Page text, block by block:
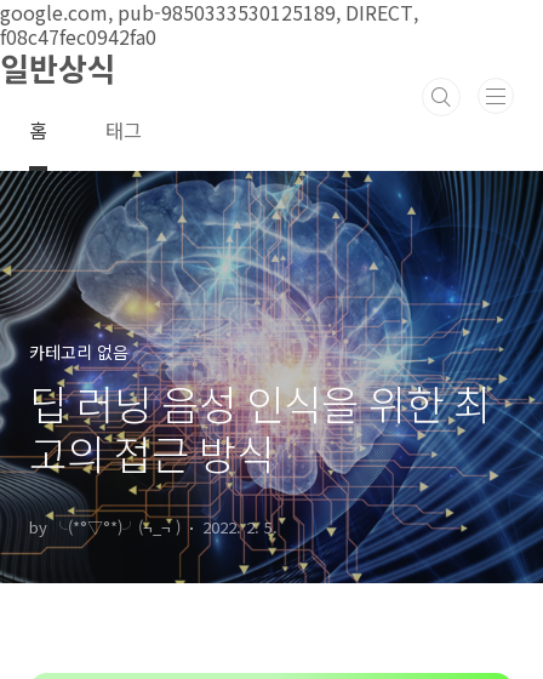
google.com, pub-9850333530125189, DIRECT,
f08c47fec0942fa0
본문 바로가기
일반상식
홈 태그
카테고리 없음
딥 러닝 음성 인식을 위한 최
고의 접근 방식
by ╰(*°▽°*)╯(¬_¬ ) 2022. 2. 5.